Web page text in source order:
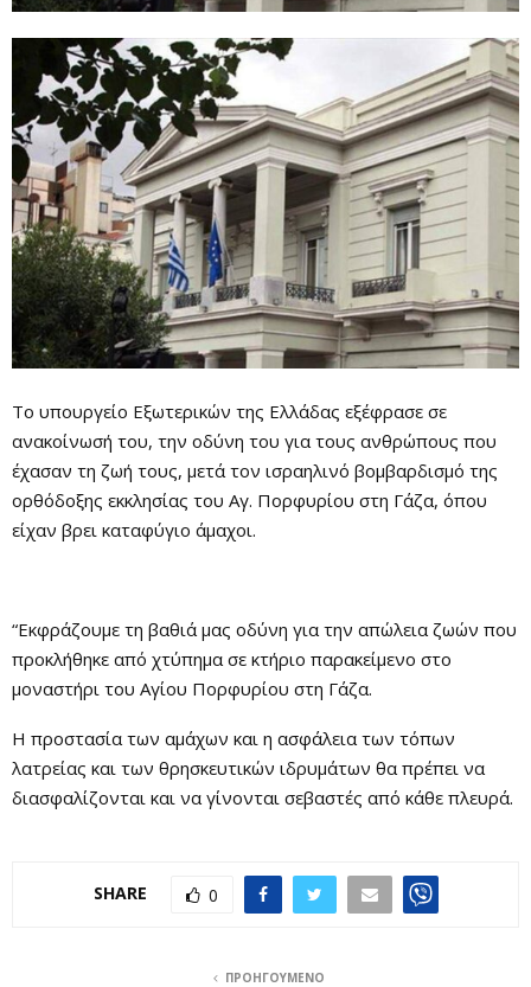
Το υπουργείο Εξωτερικών της Ελλάδας εξέφρασε σε
ανακοίνωσή του, την οδύνη του για τους ανθρώπους που
έχασαν τη ζωή τους, μετά τον ισραηλινό βομβαρδισμό της
ορθόδοξης εκκλησίας του Αγ. Πορφυρίου στη Γάζα, όπου
είχαν βρει καταφύγιο άμαχοι.
“Εκφράζουμε τη βαθιά μας οδύνη για την απώλεια ζωών που
προκλήθηκε από χτύπημα σε κτήριο παρακείμενο στο
μοναστήρι του Αγίου Πορφυρίου στη Γάζα.
Η προστασία των αμάχων και η ασφάλεια των τόπων
λατρείας και των θρησκευτικών ιδρυμάτων θα πρέπει να
διασφαλίζονται και να γίνονται σεβαστές από κάθε πλευρά.
SHARE 0
ΠΡΟΗΓΟΎΜΕΝΟ